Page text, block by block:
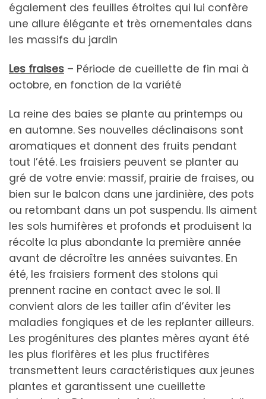
également des feuilles étroites qui lui confère
une allure élégante et très ornementales dans
les massifs du jardin
Les fraises – Période de cueillette de fin mai à
octobre, en fonction de la variété
La reine des baies se plante au printemps ou
en automne. Ses nouvelles déclinaisons sont
aromatiques et donnent des fruits pendant
tout l’été. Les fraisiers peuvent se planter au
gré de votre envie: massif, prairie de fraises, ou
bien sur le balcon dans une jardinière, des pots
ou retombant dans un pot suspendu. Ils aiment
les sols humifères et profonds et produisent la
récolte la plus abondante la première année
avant de décroître les années suivantes. En
été, les fraisiers forment des stolons qui
prennent racine en contact avec le sol. Il
convient alors de les tailler afin d’éviter les
maladies fongiques et de les replanter ailleurs.
Les progénitures des plantes mères ayant été
les plus florifères et les plus fructifères
transmettent leurs caractéristiques aux jeunes
plantes et garantissent une cueillette